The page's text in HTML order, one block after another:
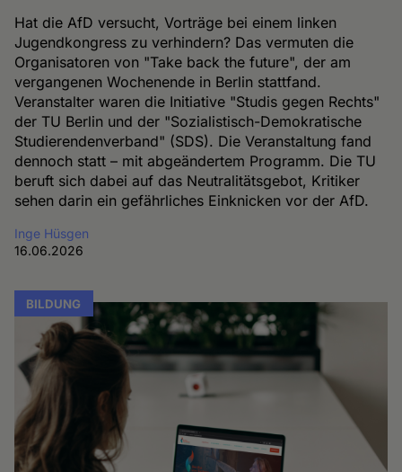
Hat die AfD versucht, Vorträge bei einem linken
Jugendkongress zu verhindern? Das vermuten die
Organisatoren von "Take back the future", der am
vergangenen Wochenende in Berlin stattfand.
Veranstalter waren die Initiative "Studis gegen Rechts"
der TU Berlin und der "Sozialistisch-Demokratische
Studierendenverband" (SDS). Die Veranstaltung fand
dennoch statt – mit abgeändertem Programm. Die TU
beruft sich dabei auf das Neutralitätsgebot, Kritiker
sehen darin ein gefährliches Einknicken vor der AfD.
Inge Hüsgen
16.06.2026
BILDUNG